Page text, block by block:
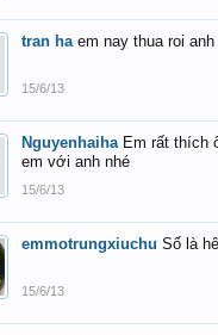
tran ha em nay thua roi
15/6/13
Nguyenhaiha Em rất thích
em với anh nhé
15/6/13
emmotrungxiuchu Số là
15/6/13